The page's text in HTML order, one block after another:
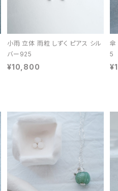
小雨 立体 雨粒 しずく ピアス シル
バー925
¥10,800
傘
5